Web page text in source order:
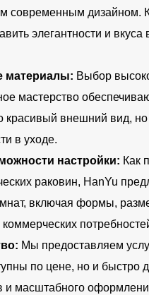
современным дизайном.
элегантности и
материалы: Выбор
мастерство
красивый внешний вид, но
в уходе.
настройки: Как
раковин, HanYu
включая формы,
Мы предоставляем
по цене, но и быстро
и масштабного